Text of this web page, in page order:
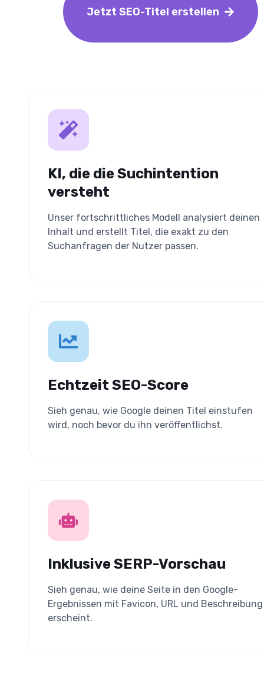
Jetzt SEO-Titel erstellen
KI, die die Suchintention
versteht
Unser fortschrittliches Modell analysiert deinen
Inhalt und erstellt Titel, die exakt zu den
Suchanfragen der Nutzer passen.
Echtzeit SEO-Score
Sieh genau, wie Google deinen Titel einstufen
wird, noch bevor du ihn veröffentlichst.
Inklusive SERP-Vorschau
Sieh genau, wie deine Seite in den Google-
Ergebnissen mit Favicon, URL und Beschreibung
erscheint.